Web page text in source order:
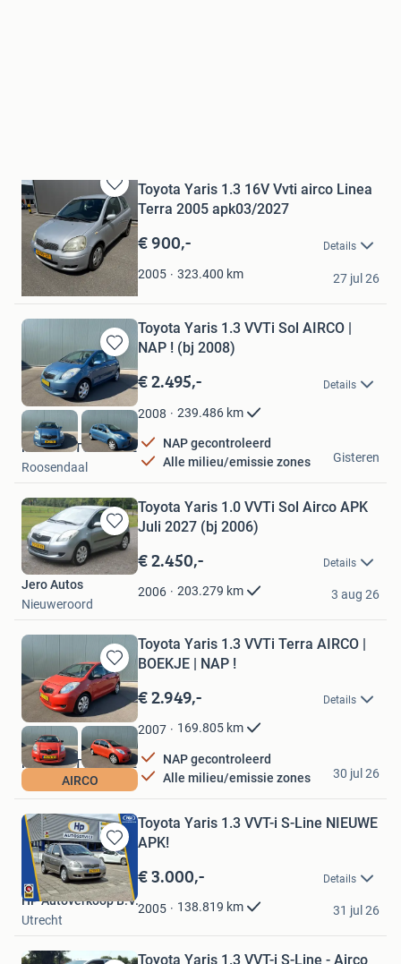
Bewaren
in
Mijn
Favorieten
Toyota Yaris 1.3 16V Vvti airco Linea
Terra 2005 apk03/2027
€ 900,- Details
2005 323.400 km
Johan Van offeren
Werkendam
27 jul 26
Bewaren
in
Mijn
Favorieten
Toyota Yaris 1.3 VVTi Sol AIRCO |
NAP ! (bj 2008)
€ 2.495,- Details
2008 239.486 km
NAP gecontroleerd
Alle milieu/emissie zones
MESO AUTOMOTIVE
Roosendaal
Gisteren
Bewaren
in
Mijn
Favorieten
Toyota Yaris 1.0 VVTi Sol Airco APK
Juli 2027 (bj 2006)
€ 2.450,- Details
2006 203.279 km
Jero Autos
Nieuweroord
3 aug 26
Bewaren
in
Mijn
Favorieten
AIRCO
Toyota Yaris 1.3 VVTi Terra AIRCO |
BOEKJE | NAP !
€ 2.949,- Details
2007 169.805 km
NAP gecontroleerd
Alle milieu/emissie zones
MESO AUTOMOTIVE
Roosendaal
30 jul 26
Bewaren
in
Mijn
Favorieten
Toyota Yaris 1.3 VVT-i S-Line NIEUWE
APK!
€ 3.000,- Details
2005 138.819 km
HP Autoverkoop B.V.
Utrecht
31 jul 26
Toyota Yaris 1.3 VVT-i S-Line - Airco